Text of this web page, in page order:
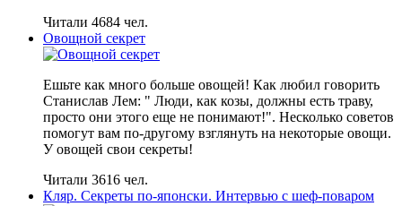
Читали 4684 чел.
Овощной секрет
Ешьте как много больше овощей! Как любил говорить
Станислав Лем: " Люди, как козы, должны есть траву,
просто они этого еще не понимают!". Несколько советов
помогут вам по-другому взглянуть на некоторые овощи.
У овощей свои секреты!
Читали 3616 чел.
Кляр. Секреты по-японски. Интервью с шеф-поваром